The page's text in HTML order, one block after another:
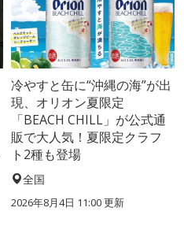
冷やすと缶に“沖縄の海”が出
現、オリオン夏限定
「BEACH CHILL」が公式通
販で大人気！夏限定クラフ
ト2種も登場
全国
2026年8月4日 11:00更新